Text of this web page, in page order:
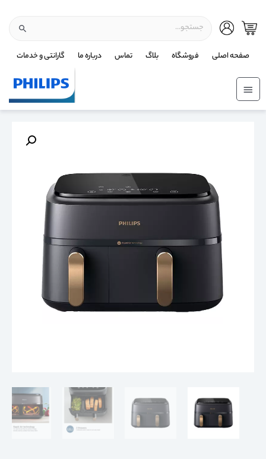
صفحه اصلی فروشگاه بلاگ تماس درباره ما گارانتی و خدمات